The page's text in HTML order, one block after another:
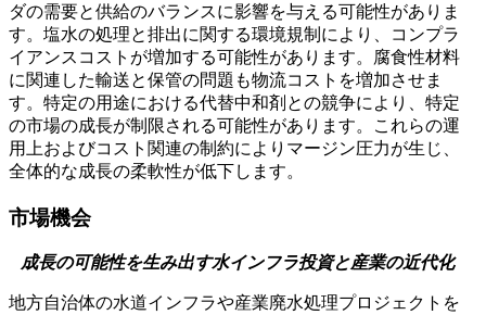
ダの需要と供給のバランスに影響を与える可能性がありま
す。塩水の処理と排出に関する環境規制により、コンプラ
イアンスコストが増加する可能性があります。腐食性材料
に関連した輸送と保管の問題も物流コストを増加させま
す。特定の用途における代替中和剤との競争により、特定
の市場の成長が制限される可能性があります。これらの運
用上およびコスト関連の制約によりマージン圧力が生じ、
全体的な成長の柔軟性が低下します。
市場機会
成長の可能性を生み出す水インフラ投資と産業の近代化
地方自治体の水道インフラや産業廃水処理プロジェクトを